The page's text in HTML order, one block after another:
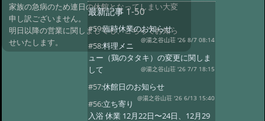
家族の急病のため連日の休館となってしまい大変
申し訳ございません。
明日以降の営業に関しましても、こちらでお知ら
せいたします。
最新記事1-50
#59:臨時休業のお知らせ
@湯之谷山荘 '26 8/7 08:14
#58:料理メニ
ュー（鶏のタタキ）の変更に関しま
して
@湯之谷山荘 '26 7/7 18:15
#57:休館日のお知らせ
@湯之谷山荘 '26 6/13 15:40
#56:立ち寄り
入浴 休業 12月22日〜24日、12月29